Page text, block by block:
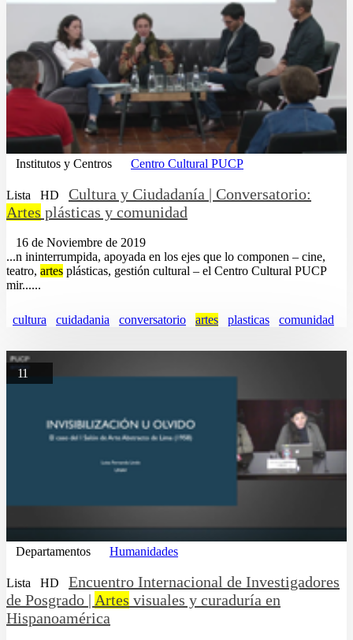
Institutos y Centros Centro Cultural PUCP
Lista HD
Cultura y Ciudadanía | Conversatorio:
Artes plásticas y comunidad
16 de Noviembre de 2019
...n ininterrumpida, apoyada en los ejes que lo componen – cine,
teatro, artes plásticas, gestión cultural – el Centro Cultural PUCP
mir......
cultura cuidadania conversatorio artes plasticas comunidad
11
Departamentos Humanidades
Lista HD
Encuentro Internacional de Investigadores
de Posgrado | Artes visuales y curaduría en
Hispanoamérica